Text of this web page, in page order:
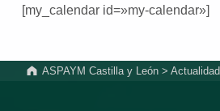
[my_calendar id=»my-calendar»]
ASPAYM Castilla y León >Actualidad